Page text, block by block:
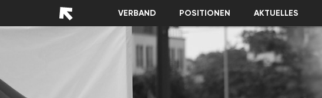
VERBAND POSITIONEN AKTUELLES